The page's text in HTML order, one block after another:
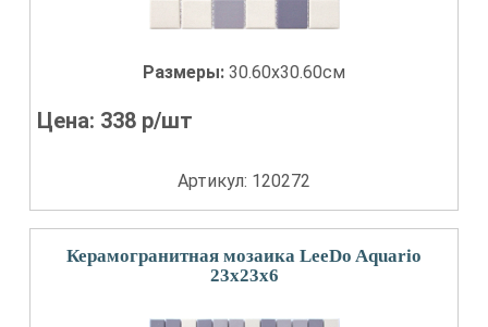
Размеры: 30.60x30.60см
Цена: 338 р/шт
Артикул: 120272
Керамогранитная мозаика LeeDo Aquario
23x23x6